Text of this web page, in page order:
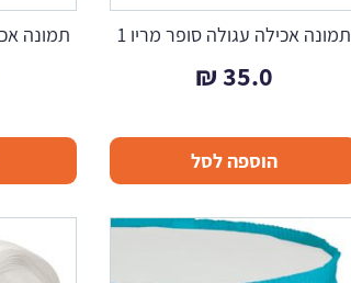
תמונה אכילה עגולה סופר מריו 1
35.0
₪
הוספה לסל
תמונה